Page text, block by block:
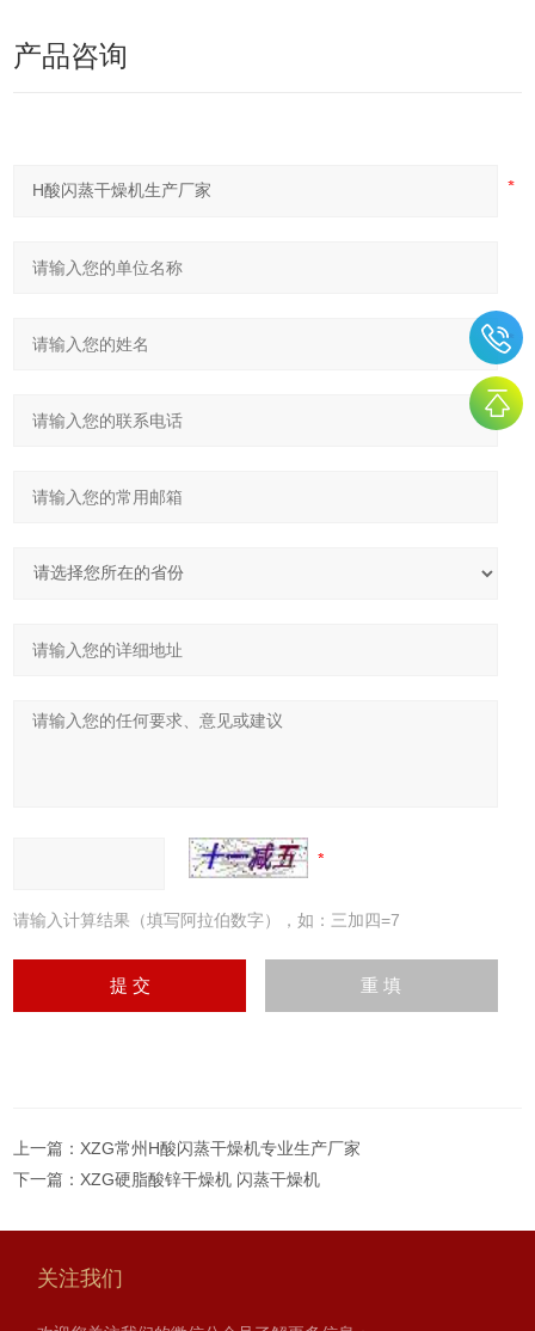
产品咨询
请输入计算结果（填写阿拉伯数字），如：三加四=7
上一篇：XZG常州H酸闪蒸干燥机专业生产厂家
下一篇：XZG硬脂酸锌干燥机 闪蒸干燥机
关注我们